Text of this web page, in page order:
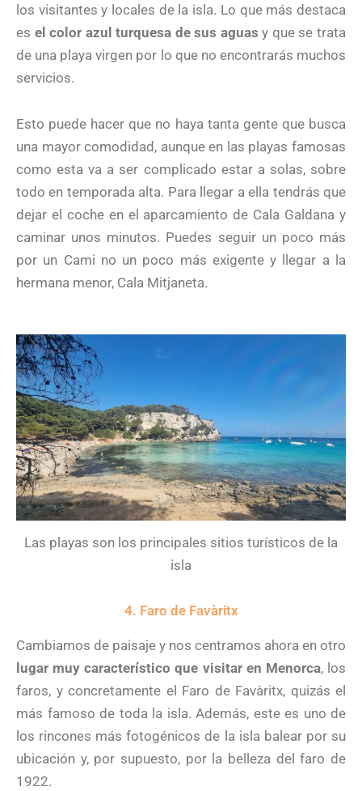
los visitantes y locales de la isla. Lo que más destaca
es el color azul turquesa de sus aguas y que se trata
de una playa virgen por lo que no encontrarás muchos
servicios.
Esto puede hacer que no haya tanta gente que busca
una mayor comodidad, aunque en las playas famosas
como esta va a ser complicado estar a solas, sobre
todo en temporada alta. Para llegar a ella tendrás que
dejar el coche en el aparcamiento de Cala Galdana y
caminar unos minutos. Puedes seguir un poco más
por un Cami no un poco más exigente y llegar a la
hermana menor, Cala Mitjaneta.
Las playas son los principales sitios turísticos de la
isla
4. Faro de Favàritx
Cambiamos de paisaje y nos centramos ahora en otro
lugar muy característico que visitar en Menorca, los
faros, y concretamente el Faro de Favàritx, quizás el
más famoso de toda la isla. Además, este es uno de
los rincones más fotogénicos de la isla balear por su
ubicación y, por supuesto, por la belleza del faro de
1922.